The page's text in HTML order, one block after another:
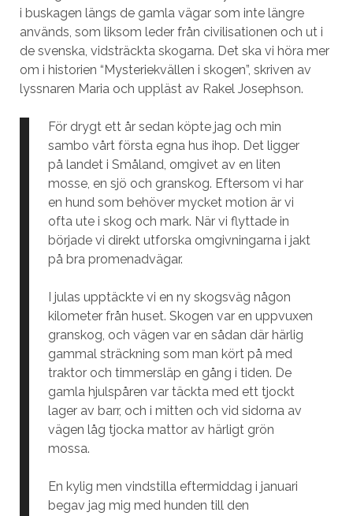
i buskagen längs de gamla vägar som inte längre
används, som liksom leder från civilisationen och ut i
de svenska, vidsträckta skogarna. Det ska vi höra mer
om i historien “Mysteriekvällen i skogen”, skriven av
lyssnaren Maria och uppläst av Rakel Josephson.
För drygt ett år sedan köpte jag och min
sambo vårt första egna hus ihop. Det ligger
på landet i Småland, omgivet av en liten
mosse, en sjö och granskog. Eftersom vi har
en hund som behöver mycket motion är vi
ofta ute i skog och mark. När vi flyttade in
började vi direkt utforska omgivningarna i jakt
på bra promenadvägar.
I julas upptäckte vi en ny skogsväg någon
kilometer från huset. Skogen var en uppvuxen
granskog, och vägen var en sådan där härlig
gammal sträckning som man kört på med
traktor och timmersläp en gång i tiden. De
gamla hjulspåren var täckta med ett tjockt
lager av barr, och i mitten och vid sidorna av
vägen låg tjocka mattor av härligt grön
mossa.
En kylig men vindstilla eftermiddag i januari
begav jag mig med hunden till den